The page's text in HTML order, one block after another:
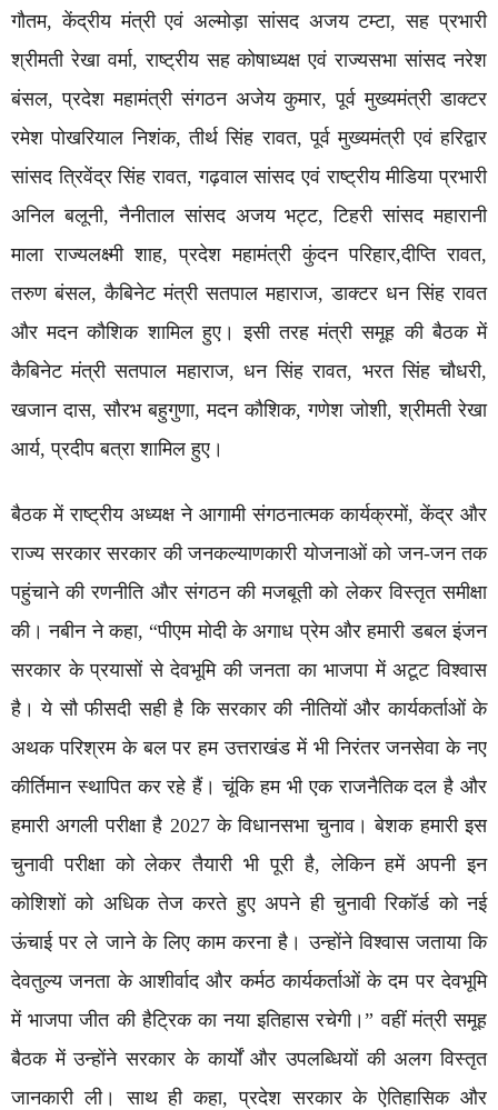
गौतम, केंद्रीय मंत्री एवं अल्मोड़ा सांसद अजय टम्टा, सह प्रभारी
श्रीमती रेखा वर्मा, राष्ट्रीय सह कोषाध्यक्ष एवं राज्यसभा सांसद नरेश
बंसल, प्रदेश महामंत्री संगठन अजेय कुमार, पूर्व मुख्यमंत्री डाक्टर
रमेश पोखरियाल निशंक, तीर्थ सिंह रावत, पूर्व मुख्यमंत्री एवं हरिद्वार
सांसद त्रिवेंद्र सिंह रावत, गढ़वाल सांसद एवं राष्ट्रीय मीडिया प्रभारी
अनिल बलूनी, नैनीताल सांसद अजय भट्ट, टिहरी सांसद महारानी
माला राज्यलक्ष्मी शाह, प्रदेश महामंत्री कुंदन परिहार,दीप्ति रावत,
तरुण बंसल, कैबिनेट मंत्री सतपाल महाराज, डाक्टर धन सिंह रावत
और मदन कौशिक शामिल हुए। इसी तरह मंत्री समूह की बैठक में
कैबिनेट मंत्री सतपाल महाराज, धन सिंह रावत, भरत सिंह चौधरी,
खजान दास, सौरभ बहुगुणा, मदन कौशिक, गणेश जोशी, श्रीमती रेखा
आर्य, प्रदीप बत्रा शामिल हुए।
बैठक में राष्ट्रीय अध्यक्ष ने आगामी संगठनात्मक कार्यक्रमों, केंद्र और
राज्य सरकार सरकार की जनकल्याणकारी योजनाओं को जन-जन तक
पहुंचाने की रणनीति और संगठन की मजबूती को लेकर विस्तृत समीक्षा
की। नबीन ने कहा, “पीएम मोदी के अगाध प्रेम और हमारी डबल इंजन
सरकार के प्रयासों से देवभूमि की जनता का भाजपा में अटूट विश्वास
है। ये सौ फीसदी सही है कि सरकार की नीतियों और कार्यकर्ताओं के
अथक परिश्रम के बल पर हम उत्तराखंड में भी निरंतर जनसेवा के नए
कीर्तिमान स्थापित कर रहे हैं। चूंकि हम भी एक राजनैतिक दल है और
हमारी अगली परीक्षा है 2027 के विधानसभा चुनाव। बेशक हमारी इस
चुनावी परीक्षा को लेकर तैयारी भी पूरी है, लेकिन हमें अपनी इन
कोशिशों को अधिक तेज करते हुए अपने ही चुनावी रिकॉर्ड को नई
ऊंचाई पर ले जाने के लिए काम करना है। उन्होंने विश्वास जताया कि
देवतुल्य जनता के आशीर्वाद और कर्मठ कार्यकर्ताओं के दम पर देवभूमि
में भाजपा जीत की हैट्रिक का नया इतिहास रचेगी।” वहीं मंत्री समूह
बैठक में उन्होंने सरकार के कार्यों और उपलब्धियों की अलग विस्तृत
जानकारी ली। साथ ही कहा, प्रदेश सरकार के ऐतिहासिक और